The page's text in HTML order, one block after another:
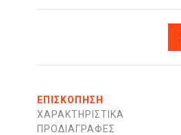
ΕΠΙΣΚΌΠΗΣΗ
ΧΑΡΑΚΤΗΡΙΣΤΙΚΆ
ΠΡΟΔΙΑΓΡΑΦΈΣ